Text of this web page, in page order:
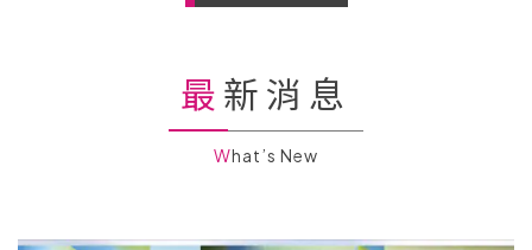
最新消息
What’s New